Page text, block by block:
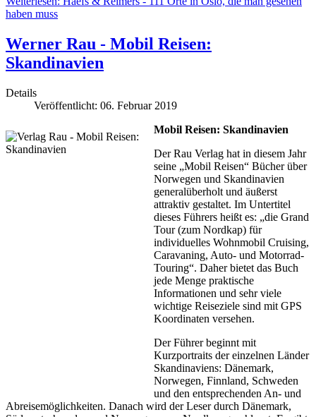
haben muss
Werner Rau - Mobil Reisen:
Skandinavien
Details
Veröffentlicht: 06. Februar 2019
Mobil Reisen: Skandinavien
Der Rau Verlag hat in diesem Jahr
seine „Mobil Reisen“ Bücher über
Norwegen und Skandinavien
generalüberholt und äußerst
attraktiv gestaltet. Im Untertitel
dieses Führers heißt es: „die Grand
Tour (zum Nordkap) für
individuelles Wohnmobil Cruising,
Caravaning, Auto- und Motorrad-
Touring“. Daher bietet das Buch
jede Menge praktische
Informationen und sehr viele
wichtige Reiseziele sind mit GPS
Koordinaten versehen.
Der Führer beginnt mit
Kurzportraits der einzelnen Länder
Skandinaviens: Dänemark,
Norwegen, Finnland, Schweden
und den entsprechenden An- und
Abreisemöglichkeiten. Danach wird der Leser durch Dänemark,